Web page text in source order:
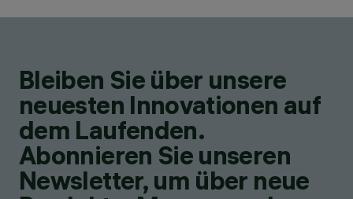
Bleiben Sie über unsere
neuesten Innovationen auf
dem Laufenden.
Abonnieren Sie unseren
Newsletter, um über neue